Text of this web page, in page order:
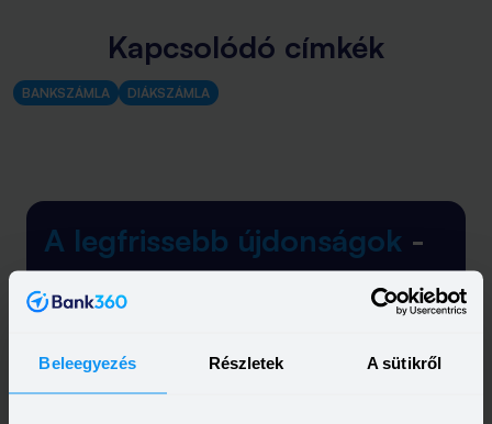
Beleegyezés Részletek A sütikről
Kapcsolódó címkék
BANKSZÁMLA DIÁKSZÁMLA
A legfrissebb újdonságok -
egyenesen a postaládádba!
Csoport
Adatkezelési szabályzatát